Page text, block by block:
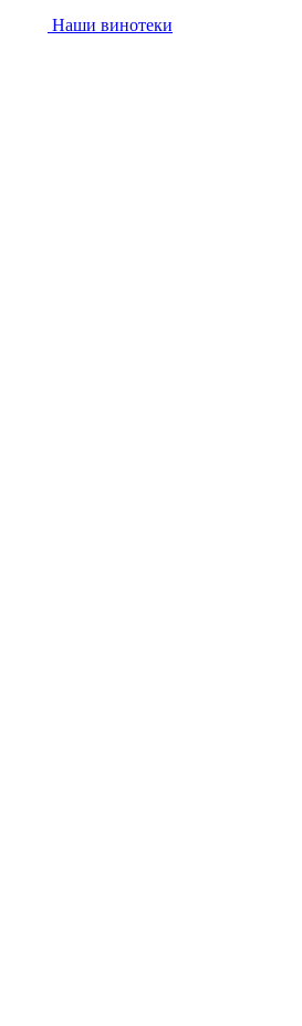
Наши винотеки